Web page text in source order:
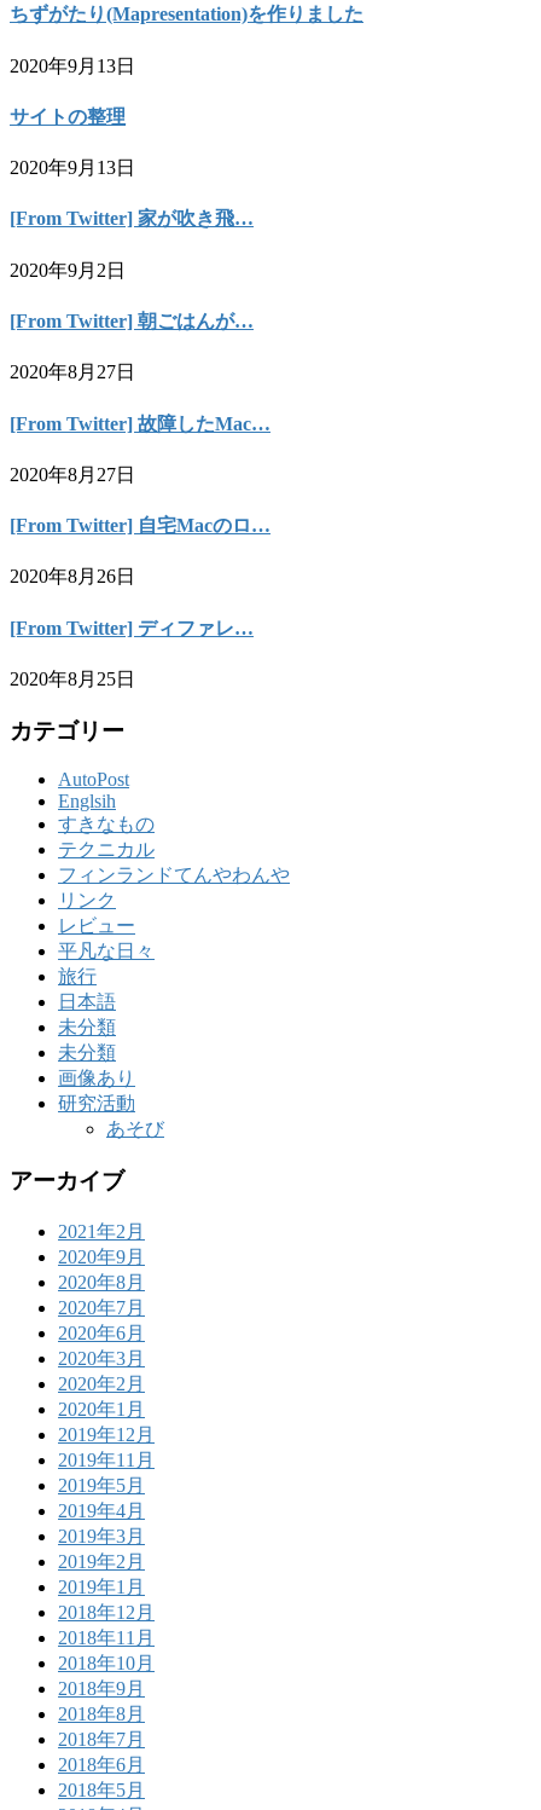
ちずがたり(Mapresentation)を作りました
2020年9月13日
サイトの整理
2020年9月13日
[From Twitter] 家が吹き飛…
2020年9月2日
[From Twitter] 朝ごはんが…
2020年8月27日
[From Twitter] 故障したMac…
2020年8月27日
[From Twitter] 自宅Macのロ…
2020年8月26日
[From Twitter] ディファレ…
2020年8月25日
カテゴリー
AutoPost
Englsih
すきなもの
テクニカル
フィンランドてんやわんや
リンク
レビュー
平凡な日々
旅行
日本語
未分類
未分類
画像あり
研究活動
あそび
アーカイブ
2021年2月
2020年9月
2020年8月
2020年7月
2020年6月
2020年3月
2020年2月
2020年1月
2019年12月
2019年11月
2019年5月
2019年4月
2019年3月
2019年2月
2019年1月
2018年12月
2018年11月
2018年10月
2018年9月
2018年8月
2018年7月
2018年6月
2018年5月